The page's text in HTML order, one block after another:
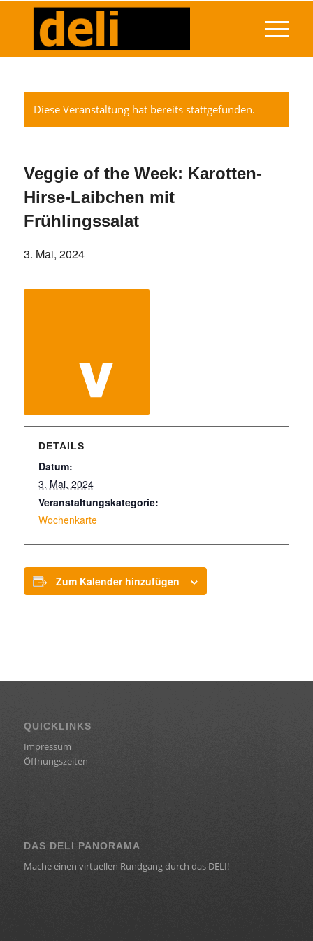
Diese Veranstaltung hat bereits stattgefunden.
Veggie of the Week: Karotten-
Hirse-Laibchen mit
Frühlingssalat
3. Mai, 2024
DETAILS
Datum:
3. Mai, 2024
Veranstaltungskategorie:
Wochenkarte
Zum Kalender hinzufügen
QUICKLINKS
Impressum
Öffnungszeiten
DAS DELI PANORAMA
Mache einen virtuellen Rundgang durch das DELI!